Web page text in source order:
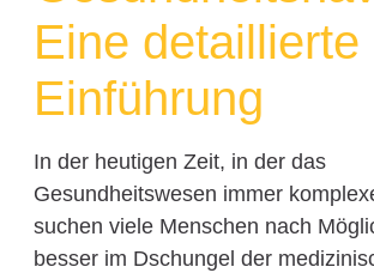
Eine detaillierte
Einführung
In der heutigen Zeit, in der das
Gesundheitswesen immer
suchen viele Menschen nach
besser im Dschungel der